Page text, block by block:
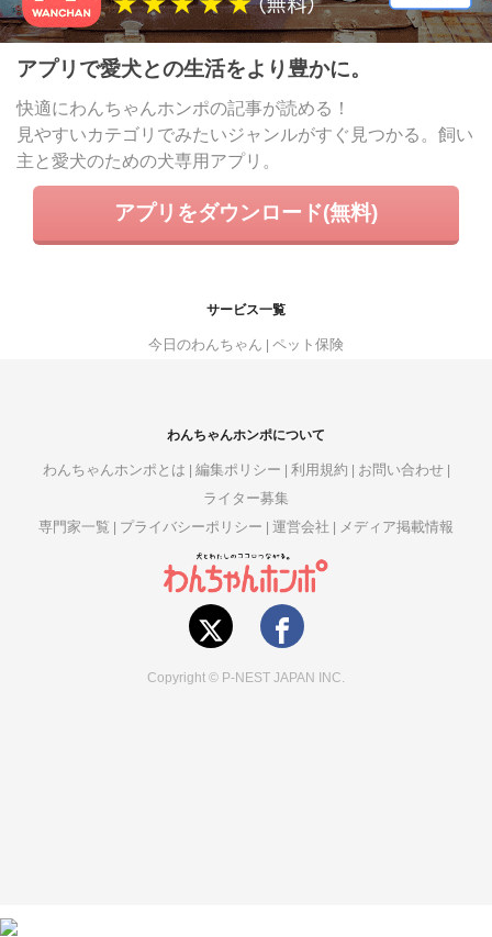
アプリで愛犬との生活をより豊かに。
快適にわんちゃんホンポの記事が読める！
見やすいカテゴリでみたいジャンルがすぐ見つかる。飼い
主と愛犬のための犬専用アプリ。
アプリをダウンロード(無料)
サービス一覧
今日のわんちゃん ペット保険
わんちゃんホンポについて
わんちゃんホンポとは 編集ポリシー 利用規約
お問い合わせ
ライター募集
専門家一覧
プライバシーポリシー 運営会社 メディア掲載情報
Copyright © P-NEST JAPAN INC.